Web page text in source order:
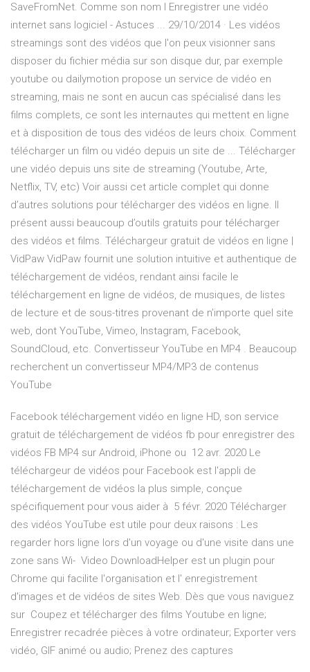
SaveFromNet. Comme son nom l Enregistrer une vidéo
internet sans logiciel - Astuces ... 29/10/2014 · Les vidéos
streamings sont des vidéos que l'on peux visionner sans
disposer du fichier média sur son disque dur, par exemple
youtube ou dailymotion propose un service de vidéo en
streaming, mais ne sont en aucun cas spécialisé dans les
films complets, ce sont les internautes qui mettent en ligne
et à disposition de tous des vidéos de leurs choix. Comment
télécharger un film ou vidéo depuis un site de ... Télécharger
une vidéo depuis uns site de streaming (Youtube, Arte,
Netflix, TV, etc) Voir aussi cet article complet qui donne
d’autres solutions pour télécharger des vidéos en ligne. Il
présent aussi beaucoup d’outils gratuits pour télécharger
des vidéos et films. Téléchargeur gratuit de vidéos en ligne |
VidPaw VidPaw fournit une solution intuitive et authentique de
téléchargement de vidéos, rendant ainsi facile le
téléchargement en ligne de vidéos, de musiques, de listes
de lecture et de sous-titres provenant de n’importe quel site
web, dont YouTube, Vimeo, Instagram, Facebook,
SoundCloud, etc. Convertisseur YouTube en MP4 . Beaucoup
recherchent un convertisseur MP4/MP3 de contenus
YouTube
Facebook téléchargement vidéo en ligne HD, son service
gratuit de téléchargement de vidéos fb pour enregistrer des
vidéos FB MP4 sur Android, iPhone ou 12 avr. 2020 Le
téléchargeur de vidéos pour Facebook est l'appli de
téléchargement de vidéos la plus simple, conçue
spécifiquement pour vous aider à 5 févr. 2020 Télécharger
des vidéos YouTube est utile pour deux raisons : Les
regarder hors ligne lors d'un voyage ou d'une visite dans une
zone sans Wi- Video DownloadHelper est un plugin pour
Chrome qui facilite l'organisation et l' enregistrement
d'images et de vidéos de sites Web. Dès que vous naviguez
sur Coupez et télécharger des films Youtube en ligne;
Enregistrer recadrée pièces à votre ordinateur; Exporter vers
vidéo, GIF animé ou audio; Prenez des captures